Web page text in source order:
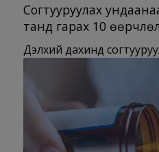
Согтууруулах
танд гарах 10
Дэлхий дахинд